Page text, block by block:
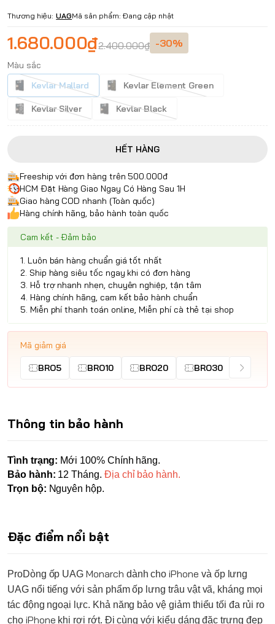
Thương hiệu: UAGMã sản phẩm: Đang cập nhật
1.680.000₫2.400.000₫ -30%
Màu sắc
Kevlar Mallard
Kevlar Element Green
Kevlar Silver Kevlar Black
HẾT HÀNG
Freeship với đơn hàng trên 500.000đ
HCM Đặt Hàng Giao Ngay Có Hàng Sau 1H
Giao hàng COD nhanh (Toàn quốc)
Hàng chính hãng, bảo hành toàn quốc
Cam kết - Đảm bảo
1. Luôn bán hàng chuẩn giá tốt nhất
2. Ship hàng siêu tốc ngay khi có đơn hàng
3. Hỗ trợ nhanh nhẹn, chuyên nghiệp, tận tâm
4. Hàng chính hãng, cam kết bảo hành chuẩn
5. Miễn phí thanh toán online, Miễn phí cà thẻ tại shop
Mã giảm giá
BRO5 BRO10 BRO20 BRO30
Thông tin bảo hành
Tình trạng: Mới 100% Chính hãng.
Bảo hành: 12 Tháng. Địa chỉ bảo hành.
Trọn bộ: Nguyên hộp.
Đặc điểm nổi bật
ProDòng ốp UAG Monarch dành choiPhone và ốp lưng
UAGnổi tiếng với sản phẩm ốp lưng trâu vật vã, kháng mọi
tác động ngoại lực. Khả năng bảo vệ giảm thiểu tối đa rủi ro
cho iPhone khi rơi rớt. Đi cùng với kiểu dáng đặc trưng đẹp